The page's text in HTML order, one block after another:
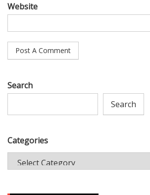
Website
Search
Search
Categories